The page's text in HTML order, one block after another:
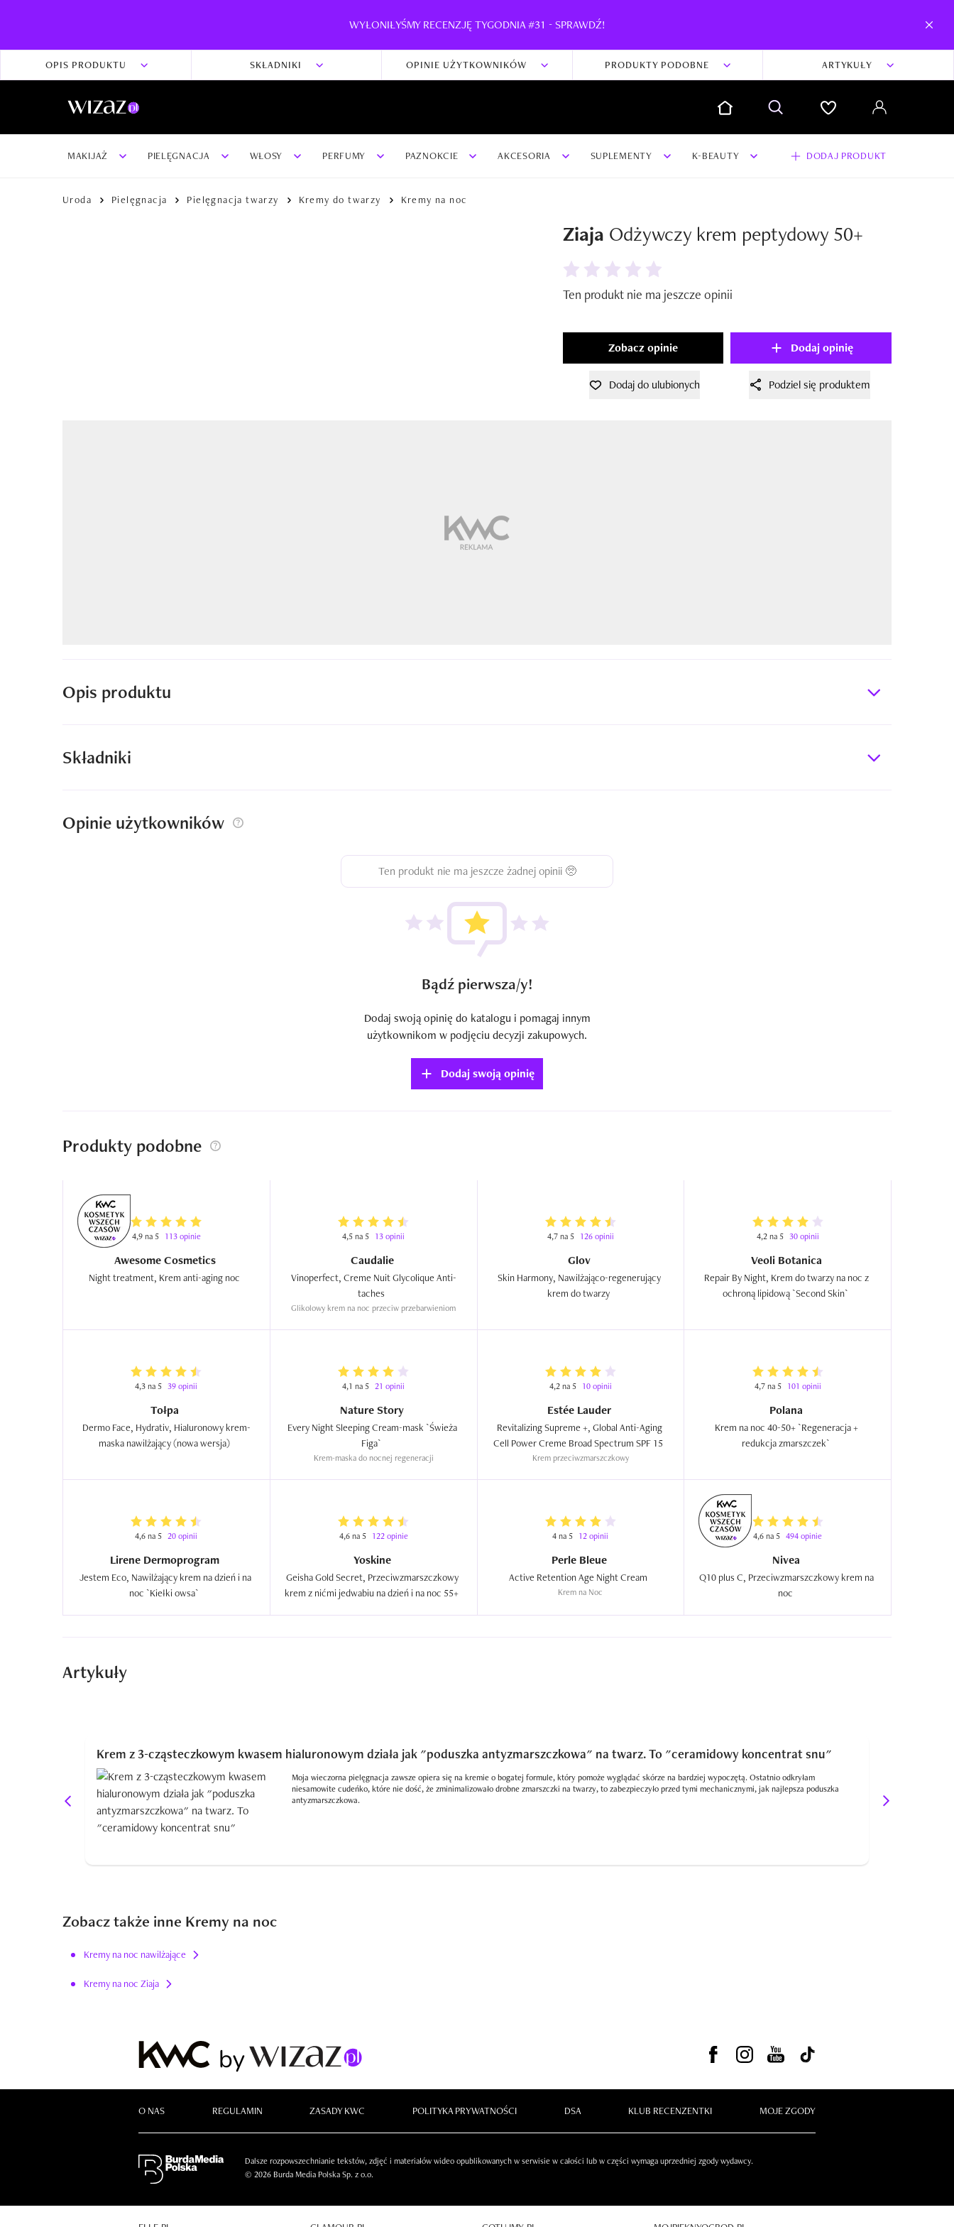
WYŁONIŁYŚMY RECENZJĘ TYGODNIA #31 - SPRAWDŹ!
OPIS PRODUKTU SKŁADNIKI OPINIE UŻYTKOWNIKÓW PRODUKTY PODOBNE ARTYKUŁY
MAKIJAŻ PIELĘGNACJA WŁOSY PERFUMY PAZNOKCIE AKCESORIA SUPLEMENTY K-BEAUTY DODAJ PRODUKT
Uroda Pielęgnacja Pielęgnacja twarzy Kremy do twarzy Kremy na noc
dodaj swoją opinię i zdjęcia do produktu
Ziaja Odżywczy krem peptydowy 50+
Ten produkt nie ma jeszcze opinii
Zobacz opinie Dodaj opinię
Dodaj do ulubionych Podziel się produktem
Opis produktu
Składniki
Opinie użytkowników
Ten produkt nie ma jeszcze żadnej opinii 🥺
Bądź pierwsza/y!
Dodaj swoją opinię do katalogu i pomagaj innym
użytkownikom w podjęciu decyzji zakupowych.
Dodaj swoją opinię
Produkty podobne
4,9 na 5 113 opinie
Awesome Cosmetics
4,5 na 5 13 opinii
Caudalie
Vinoperfect, Creme Nuit Glycolique Anti-
Glikolowy krem na noc przeciw przebarwieniom
4,7 na 5 126 opinii
Glov
Skin Harmony, Nawilżająco-regenerujący
4,2 na 5 30 opinii
Veoli Botanica
Repair By Night, Krem do twarzy na noc z
4,3 na 5 39 opinii
Tołpa
Dermo Face, Hydrativ, Hialuronowy krem-
4,1 na 5 21 opinii
Nature Story
Every Night Sleeping Cream-mask `Świeża
Krem-maska do nocnej regeneracji
4,2 na 5 10 opinii
Estée Lauder
Revitalizing Supreme +, Global Anti-Aging
Krem przeciwzmarszczkowy
4,7 na 5 101 opinii
Polana
Krem na noc 40-50+ `Regeneracja +
4,6 na 5 20 opinii
Lirene Dermoprogram
Jestem Eco, Nawilżający krem na dzień i na
4,6 na 5 122 opinie
Yoskine
Geisha Gold Secret, Przeciwzmarszczkowy
4 na 5 12 opinii
Perle Bleue
Krem na Noc
4,6 na 5 494 opinie
Nivea
Q10 plus C, Przeciwzmarszczkowy krem na
Artykuły
Krem z 3-cząsteczkowym kwasem hialuronowym działa jak "poduszka antyzmarszczkowa" na twarz. To "ceramidowy koncentrat snu"
Moja wieczorna pielęgnacja zawsze opiera się na kremie o bogatej formule, który pomoże wyglądać skórze na bardziej wypoczętą. Ostatnio odkryłam
niesamowite cudeńko, które nie dość, że zminimalizowało drobne zmarszczki na twarzy, to zabezpieczyło przed tymi mechanicznymi, jak najlepsza poduszka
antyzmarszczkowa.
Zobacz także inne Kremy na noc
Kremy na noc nawilżające
Kremy na noc Ziaja
O NAS REGULAMIN ZASADY KWC POLITYKA PRYWATNOŚCI DSA KLUB RECENZENTKI MOJE ZGODY
Dalsze rozpowszechnianie tekstów, zdjęć i materiałów wideo opublikowanych w serwisie w całości lub w części wymaga uprzedniej zgody wydawcy.
© 2026 Burda Media Polska Sp. z o.o.